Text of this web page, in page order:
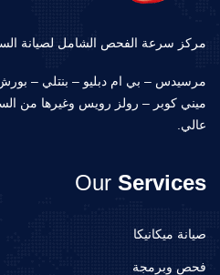
مركز سرعة الفحص الشامل لصيانة
مرسيدس – بي ام دبليو – بنتلي –
ميني كوبر – رولز رويس وغيرها من
عالي.
Our Services
صيانة ميكانيكا
فحص وبرمجة